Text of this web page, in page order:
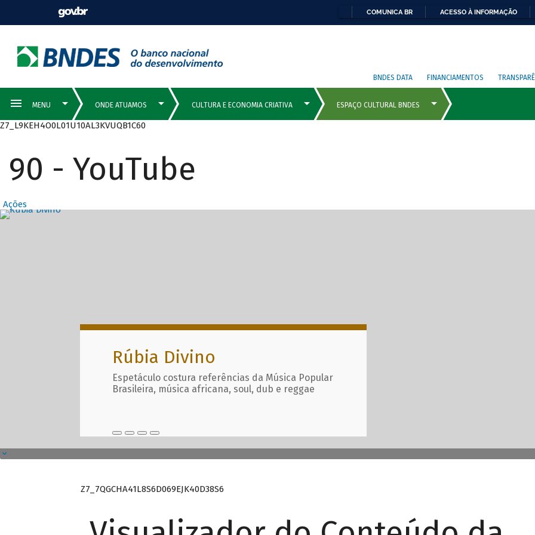
COMUNICA BR ACESSO À INFORMAÇÃO
BNDES DATA FINANCIAMENTOS
Z7_L9KEH4O0L01U10AL3KVUQB1C60
90 - YouTube
Ações
Destaques Principais com
Rúbia Divino
Espetáculo costura referências da Música Popular
Brasileira, música africana, soul, dub e reggae
Z7_7QGCHA41L8S6D069EJK40D38S6